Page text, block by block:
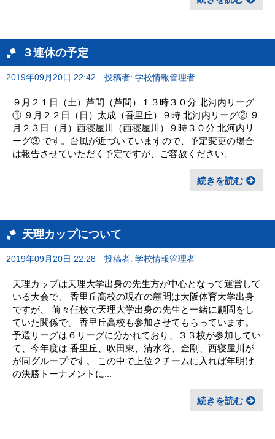
３連休の予定
2019年09月20日 22:42 投稿者: 学校情報管理者
９月２１日（土）芦間（芦間）１３時３０分 北河内リーグ
① ９月２２日（日）太成（香里丘）９時 北河内リーグ② ９
月２３日（月）西寝屋川（西寝屋川）９時３０分 北河内リ
ーグ③ です。台風が近づいていますので、予定変更の場合
は報告させていただく予定ですが、ご容赦ください。
続きを読む
天理カップについて
2019年09月20日 22:28 投稿者: 学校情報管理者
天理カップは天理大学出身の先生方が中心となって運営して
いる大会で、 香里丘高校の現在の顧問は大阪体育大学出身
ですが、 前々任校で天理大学出身の先生と一緒に顧問をし
ていた関係で、 香里丘高校も参加させてもらっています。
予選リーグは６リーグに分かれており、３３校が参加してい
て、今年度は 香里丘、吹田東、清水谷、金剛、西寝屋川が
が同グループです。 この中で上位２チームに入れば年明け
の決勝トーナメントに...
続きを読む